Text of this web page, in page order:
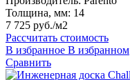
Толщина, мм: 14
7 725 руб./м2
Рассчитать стоимость
В избранное В избранном
Сравнить